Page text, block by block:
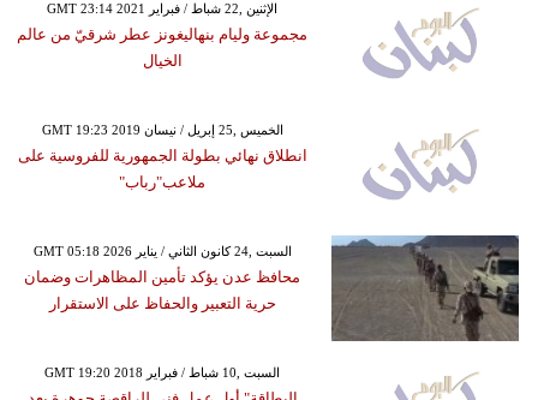
GMT 23:14 2021 الإثنين ,22 شباط / فبراير
مجموعة وليام بنهاليغونز عطر شرقيّ من عالم
الخيال
GMT 19:23 2019 الخميس ,25 إبريل / نيسان
انطلاق نهائي بطولة الجمهورية للفروسية على
ملاعب"رباب"
GMT 05:18 2026 السبت ,24 كانون الثاني / يناير
محافظ عدن يؤكد تأمين المظاهرات وضمان
حرية التعبير والحفاظ على الاستقرار
GMT 19:20 2018 السبت ,10 شباط / فبراير